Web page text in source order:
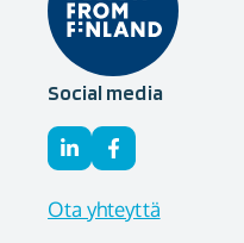
Social media
Ota yhteyttä